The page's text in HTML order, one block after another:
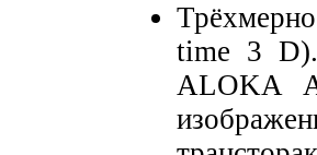
time 3 D).
ALOKA